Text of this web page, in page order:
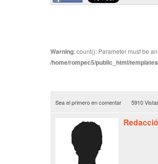
Warning: count(): Parameter must be
/home/rompec5/public_html/
Sea el primero en comentar 5910